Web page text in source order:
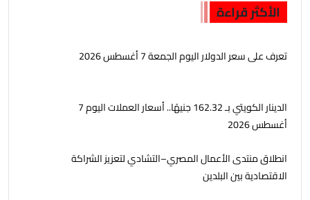
الأكثر قراءة
تعرف على سعر الدولار اليوم الجمعة 7 أغسطس 2026
الدينار الكويتي بـ 162.32 جنيهًا.. أسعار العملات اليوم 7
أغسطس 2026
انطلاق منتدى الأعمال المصري–التشادي لتعزيز الشراكة
الاقتصادية بين البلدين